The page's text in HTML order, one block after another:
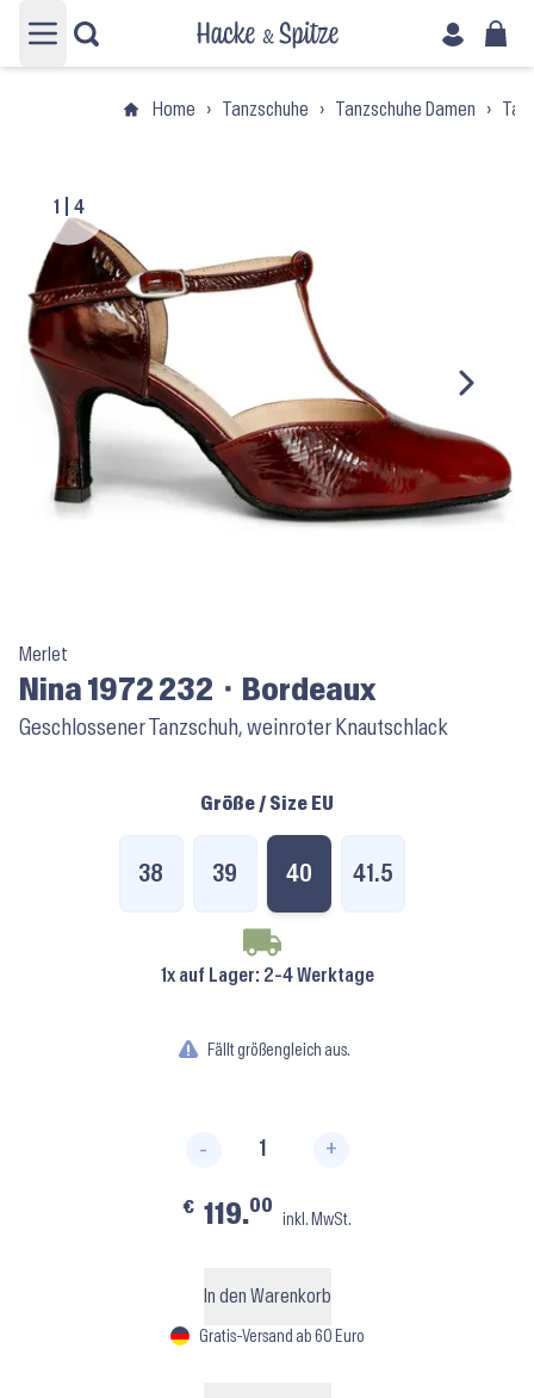
Hauptmenü öffnen
Home › Tanzschuhe › Tanzschuhe Damen ›
1 4
Merlet
Nina 1972 232 ⬝ Bordeaux
Geschlossener Tanzschuh, weinroter Knautschlack
Größe / Size EU
38 39 40 41.5
1x auf Lager: 2-4 Werktage
Fällt größengleich aus.
- +
€ 119.00
inkl. MwSt.
In den Warenkorb
Gratis-Versand ab 60 Euro